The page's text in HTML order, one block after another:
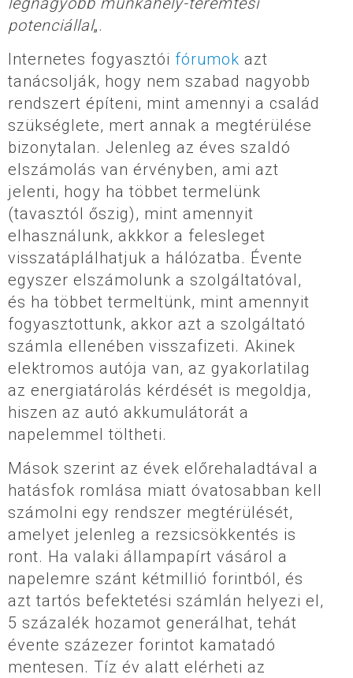
potenciállal„.
Internetes fogyasztói fórumok azt
tanácsolják, hogy nem szabad nagyobb
rendszert építeni, mint amennyi a család
szükséglete, mert annak a megtérülése
bizonytalan. Jelenleg az éves szaldó
elszámolás van érvényben, ami azt
jelenti, hogy ha többet termelünk
(tavasztól őszig), mint amennyit
elhasználunk, akkkor a felesleget
visszatáplálhatjuk a hálózatba. Évente
egyszer elszámolunk a szolgáltatóval,
és ha többet termeltünk, mint amennyit
fogyasztottunk, akkor azt a szolgáltató
számla ellenében visszafizeti. Akinek
elektromos autója van, az gyakorlatilag
az energiatárolás kérdését is megoldja,
hiszen az autó akkumulátorát a
napelemmel töltheti.
Mások szerint az évek előrehaladtával a
hatásfok romlása miatt óvatosabban kell
számolni egy rendszer megtérülését,
amelyet jelenleg a rezsicsökkentés is
ront. Ha valaki állampapírt vásárol a
napelemre szánt kétmillió forintból, és
azt tartós befektetési számlán helyezi el,
5 százalék hozamot generálhat, tehát
évente százezer forintot kamatadó
mentesen. Tíz év alatt elérheti az